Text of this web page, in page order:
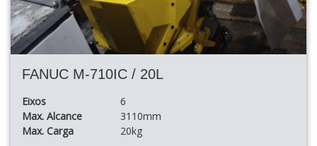
FANUC M-710IC / 20L
Eixos
6
Max. Alcance
3110mm
Max. Carga
20kg